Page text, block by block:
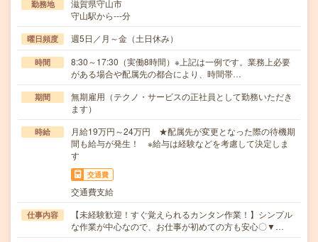
勤務地
滋賀県守山市
守山駅から---分
曜日頻度 週5日／月～金（土日休み）
時間
8:30～17:30（実働8時間）※上記は一例です。業務上必要
がある場合や配属先の都合により、時間帯…
期間
無期雇用（テクノ・サービスの正社員として勤務いただき
ます）
時給
月給19万円～24万円 ★配属先が変更となった際の待機期
間も給与が発生！ ※給与は経験などを考慮して決定しま
す
交通費
交通費支給
仕事内容
【未経験歓迎！すぐ覚えられるカンタン作業！】シンプル
な作業が中心なので、お仕事が初めての方も安心〇▼…